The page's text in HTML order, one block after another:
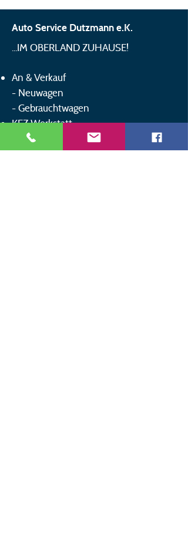
Begegnungen auf
Augenhöhe - Autoservice
Dutzmann
Auto Service Dutzmann e.K.
...IM OBERLAND ZUHAUSE!
An & Verkauf
- Neuwagen
-Gebrauchtwagen
KFZ Werkstatt
Mietwagen
Pannenservice